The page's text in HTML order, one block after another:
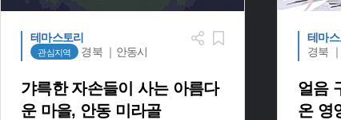
테마스토리
관심지역 경북 ｜안동시
갸륵한 자손들이 사는 아름다
운 마을, 안동 미라골
테마스
경북
얼음
온 영